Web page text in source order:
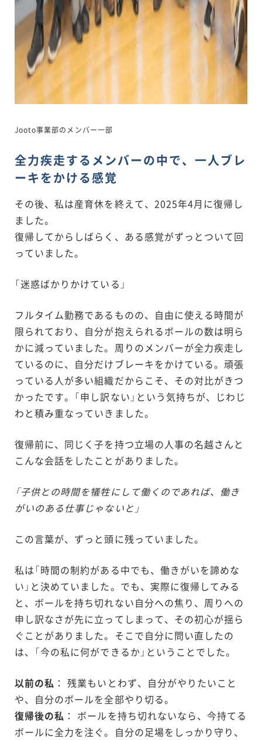
Jooto事業部のメンバー一部
全力疾走するメンバーの中で、一人ブレ
ーキをかける感覚
その後、私は産育休を終えて、2025年4月に復帰し
ました。
復帰してからしばらく、ある感覚がずっとついて回
っていました。
「迷惑ばかりかけている」
フルタイム勤務であるものの、自由に使える時間が
限られており、自分が抱えられるボールの数は明ら
かに減っていました。周りのメンバーが全力疾走し
ているのに、自分だけブレーキをかけている。頑張
っている人が多い組織だからこそ、その対比がきつ
かったです。「申し訳ない」という気持ちが、じわじ
わと積み重なっていきました。
復帰前に、同じく子を持つ立場の人事の名越さんと
こんな会話をしたことがありました。
「子供との時間を犠牲にして働くのであれば、働き
がいのある仕事じゃないと」
この言葉が、ずっと頭に残っていました。
私は「時間の制約がある中でも、働きがいを諦めな
い」と決めていました。でも、実際に復帰してみる
と、ボールを持ち切れない自分への焦り、周りへの
申し訳なさが先に立ってしまって、その初心が揺ら
ぐことがありました。そこで自分に問い直したの
は、「今の私に何ができるか」ということでした。
以前の私 ： 残業もいとわず、自分がやりたいこと
や、自分のボールを全部やり切る。
復帰後の私 ： ボールを持ち切れないなら、今持てる
ボールに全力を注ぐ。自分の足場をしっかり守り、